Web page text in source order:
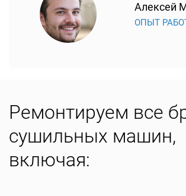
Алексей
ОПЫТ
Ремонтируем все
сушильных машин,
включая: